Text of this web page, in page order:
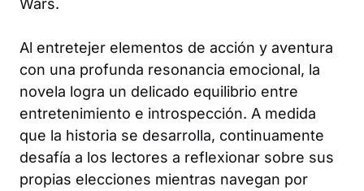
Wars.
Al entretejer elementos de acción y aventura
con una profunda resonancia emocional, la
novela logra un delicado equilibrio entre
entretenimiento e introspección. A medida
que la historia se desarrolla, continuamente
desafía a los lectores a reflexionar sobre sus
propias elecciones mientras navegan por